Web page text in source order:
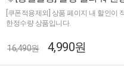
[쿠폰적용제외] 상품 페이지 내 할인이
한정수량 상품입니다.
16,490원 4,990원